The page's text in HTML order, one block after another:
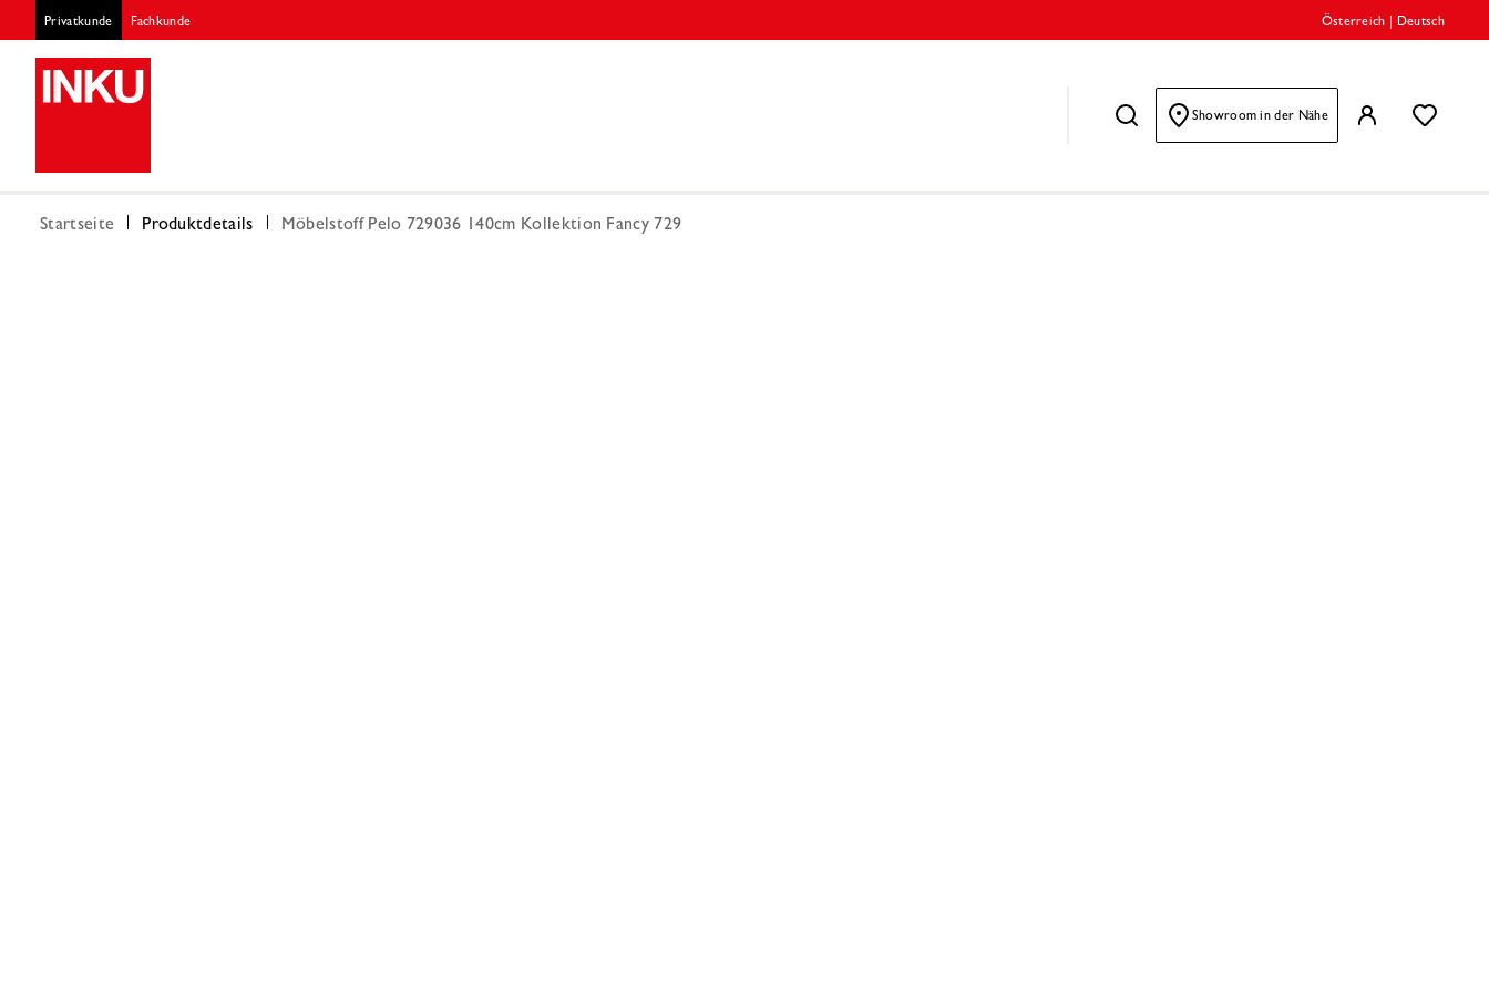
Privatkunde Fachkunde Österreich Deutsch
Showroom in der Nähe
Startseite Produktdetails Möbelstoff Pelo 729036 140cm Kollektion Fancy 729